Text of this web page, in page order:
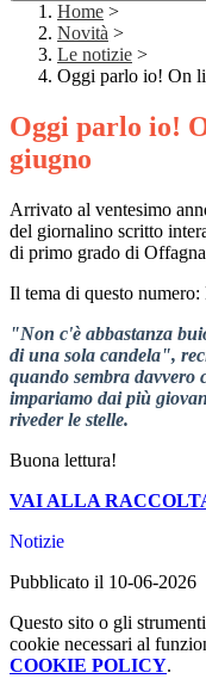
Home >
Novità >
Le notizie >
Oggi parlo io! On
Oggi parlo io!
giugno
Arrivato al ventesimo
del giornalino scritto
di primo grado di
Il tema di questo
"Non c'è abbastanza
di una sola candela",
quando sembra
impariamo dai più
riveder le stelle.
Buona lettura!
VAI ALLA
Notizie
Pubblicato il 10-06-2026
Questo sito o gli
cookie necessari al
COOKIE POLICY.